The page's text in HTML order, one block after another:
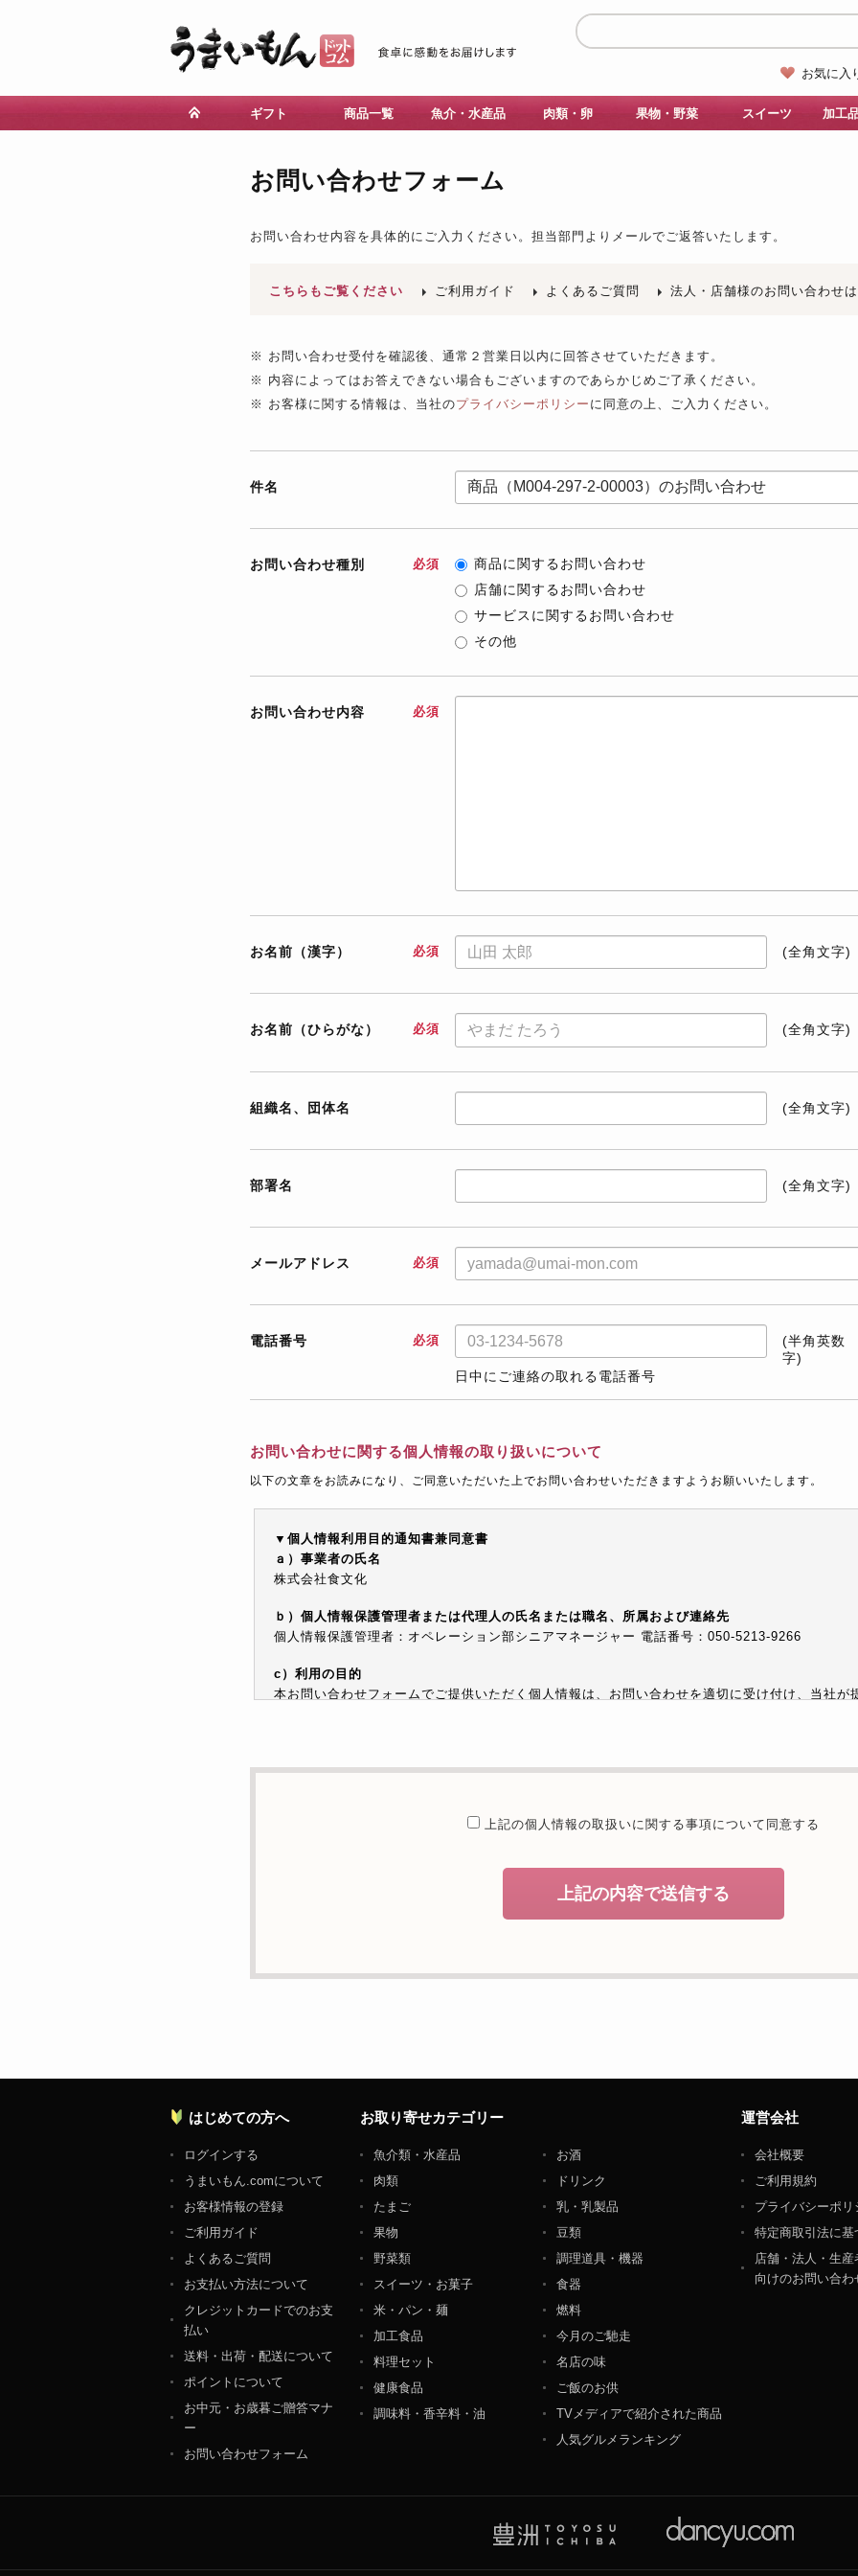
お気に入
ギフト 商品一覧 魚介・水産品 肉類・卵 果物・野菜 スイーツ 加工
お問い合わせフォーム
お問い合わせ内容を具体的にご入力ください。担当部門よりメールでご返答いたします。
こちらもご覧ください ご利用ガイド よくあるご質問 法人・店舗様のお問い合わせ
※ お問い合わせ受付を確認後、通常２営業日以内に回答させていただきます。
※ 内容によってはお答えできない場合もございますのであらかじめご了承ください。
※ お客様に関する情報は、当社のプライバシーポリシー に同意の上、ご入力ください。
件名
お問い合わせ種別 必須
商品に関するお問い合わせ
店舗に関するお問い合わせ
サービスに関するお問い合わせ
その他
お問い合わせ内容 必須
お名前（漢字） 必須 (全角文字)
お名前（ひらがな） 必須 (全角文字)
組織名、団体名 (全角文字)
部署名 (全角文字)
メールアドレス 必須
電話番号 必須
日中にご連絡の取れる電話番号
(半角英数
字)
お問い合わせに関する個人情報の取り扱いについて
以下の文章をお読みになり、ご同意いただいた上でお問い合わせいただきますようお願いいたします。
▼個人情報利用目的通知書兼同意書
ａ）事業者の氏名
株式会社食文化
ｂ）個人情報保護管理者または代理人の氏名または職名、所属および連絡先
個人情報保護管理者：オペレーション部シニアマネージャー 電話番号：050-5213-9266
c）利用の目的
本お問い合わせフォームでご提供いただく個人情報は、お問い合わせを適切に受け付け、当社が
本人の同意がある場合または法令に基づく場合を除き、取得した個人情報を第三者に提供するこ
個人情報について当社が個人情報保護管理体制について一定の水準に達していると認めた委託者
f）開示対象個人情報の開示等および問合せ窓口について
ご本人からの求めにより、当社が保有する開示対象個人情報の利用目的の通知・開示・内容の訂
ます。これらには、お客様のお名前、ご住所、電話番号、電子メールアドレスなど、お客様を特
個人情報保護管理者：オペレーション部シニアマネージャー
〒106-0044 東京都港区東麻布一丁目２７番１号 東麻布食文化ビル４階
ＴＥＬ：050-5213-9266
ＦＡＸ：047-401-6847
上記の個人情報の取扱いに関する事項について同意する
上記の内容で送信する
はじめての方へ
ログインする
うまいもん.comについて
お客様情報の登録
ご利用ガイド
よくあるご質問
お支払い方法について
クレジットカードでのお支
払い
送料・出荷・配送について
ポイントについて
お中元・お歳暮ご贈答マナ
ー
お問い合わせフォーム
お取り寄せカテゴリー
魚介類・水産品
肉類
たまご
果物
野菜類
スイーツ・お菓子
米・パン・麺
加工食品
料理セット
健康食品
調味料・香辛料・油
お酒
ドリンク
乳・乳製品
豆類
調理道具・機器
食器
燃料
今月のご馳走
名店の味
ご飯のお供
TVメディアで紹介された商品
人気グルメランキング
運営会社
会社概要
ご利用規約
プライバシーポリ
特定商取引法に基
店舗・法人・生産
向けのお問い合わ